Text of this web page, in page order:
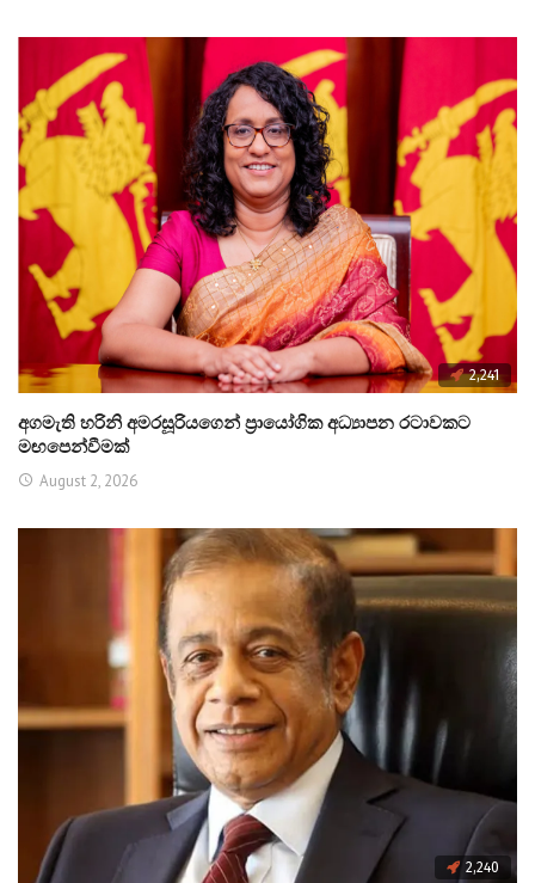
2,241
අගමැති හරිනි අමරසූරියගෙන් ප්‍රායෝගික අධ්‍යාපන රටාවකට
මඟපෙන්වීමක්
August 2, 2026
2,240